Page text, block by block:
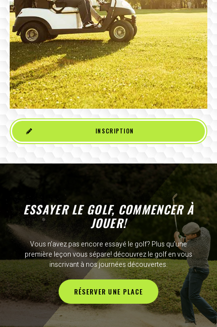
INSCRIPTION
ESSAYER LE GOLF, COMMENCER À
JOUER!
Vous n’avez pas encore essayé le golf? Plus qu’une
première leçon vous sépare! découvrez le golf en vous
inscrivant à nos journées découvertes.
RÉSERVER UNE PLACE